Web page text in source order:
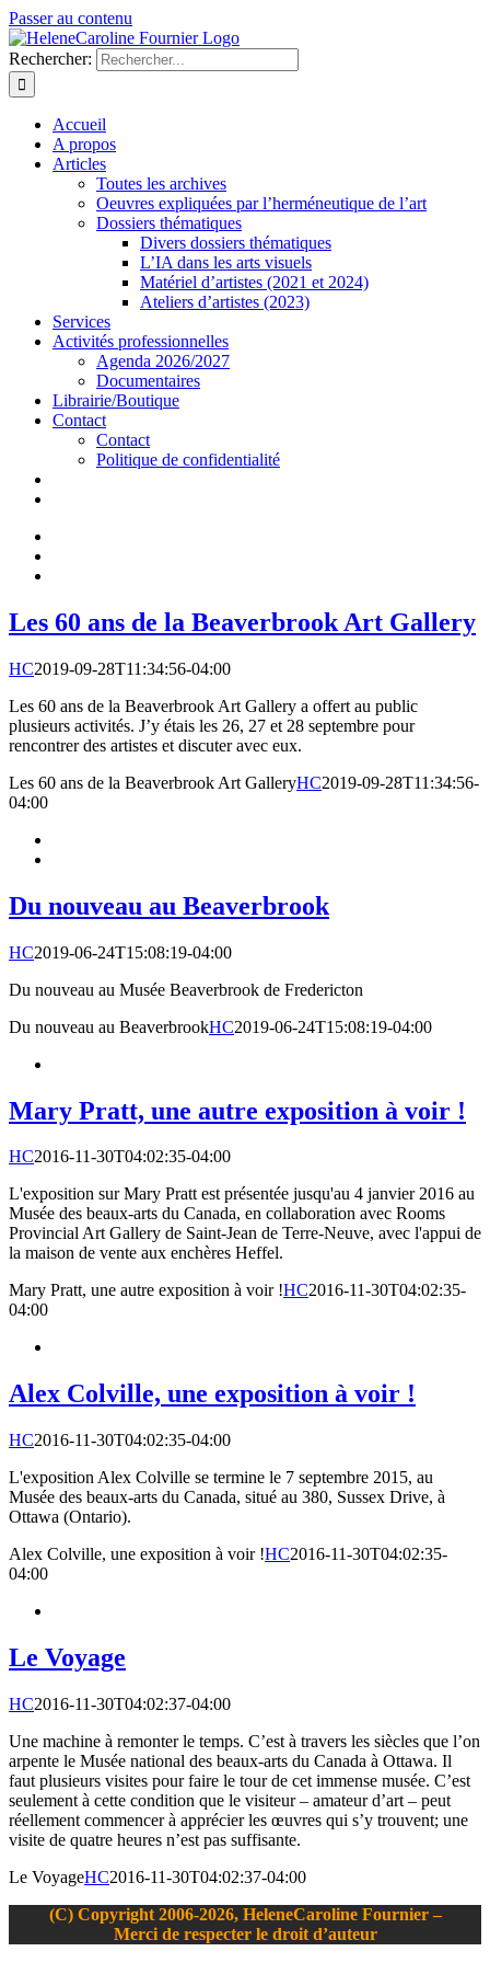
Passer au contenu
Rechercher:
Accueil
A propos
Articles
Toutes les archives
Oeuvres expliquées par l’herméneutique de l’art
Dossiers thématiques
Divers dossiers thématiques
L’IA dans les arts visuels
Matériel d’artistes (2021 et 2024)
Ateliers d’artistes (2023)
Services
Activités professionnelles
Agenda 2026/2027
Documentaires
Librairie/Boutique
Contact
Contact
Politique de confidentialité
Les 60 ans de la Beaverbrook Art Gallery
HC2019-09-28T11:34:56-04:00
Les 60 ans de la Beaverbrook Art Gallery a offert au public
plusieurs activités. J’y étais les 26, 27 et 28 septembre pour
rencontrer des artistes et discuter avec eux.
Les 60 ans de la Beaverbrook Art GalleryHC2019-09-28T11:34:56-
04:00
Du nouveau au Beaverbrook
HC2019-06-24T15:08:19-04:00
Du nouveau au Musée Beaverbrook de Fredericton
Du nouveau au BeaverbrookHC2019-06-24T15:08:19-04:00
Mary Pratt, une autre exposition à voir !
HC2016-11-30T04:02:35-04:00
L'exposition sur Mary Pratt est présentée jusqu'au 4 janvier 2016 au
Musée des beaux-arts du Canada, en collaboration avec Rooms
Provincial Art Gallery de Saint-Jean de Terre-Neuve, avec l'appui de
la maison de vente aux enchères Heffel.
Mary Pratt, une autre exposition à voir !HC2016-11-30T04:02:35-
04:00
Alex Colville, une exposition à voir !
HC2016-11-30T04:02:35-04:00
L'exposition Alex Colville se termine le 7 septembre 2015, au
Musée des beaux-arts du Canada, situé au 380, Sussex Drive, à
Ottawa (Ontario).
Alex Colville, une exposition à voir !HC2016-11-30T04:02:35-
04:00
Le Voyage
HC2016-11-30T04:02:37-04:00
Une machine à remonter le temps. C’est à travers les siècles que l’on
arpente le Musée national des beaux-arts du Canada à Ottawa. Il
faut plusieurs visites pour faire le tour de cet immense musée. C’est
seulement à cette condition que le visiteur – amateur d’art – peut
réellement commencer à apprécier les œuvres qui s’y trouvent; une
visite de quatre heures n’est pas suffisante.
Le VoyageHC2016-11-30T04:02:37-04:00
(C) Copyright 2006-2026, HeleneCaroline Fournier –
Merci de respecter le droit d’auteur